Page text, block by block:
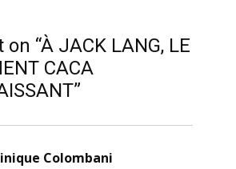
“À JACK LANG, LE
CACA
Colombani